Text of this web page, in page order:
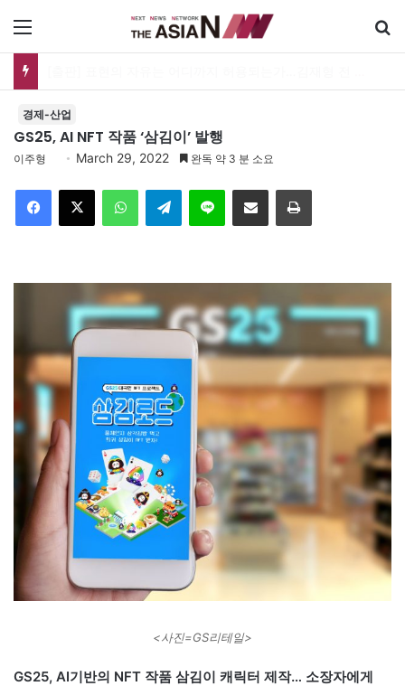
경제-산업
GS25, AI NFT 작품 ‘삼김이’ 발행
이주형 March 29, 2022 완독 약 3 분 소요
Telegram 이메일
<사진=GS리테일>
GS25, AI기반의 NFT 작품 삼김이 캐릭터 제작… 소장자에게